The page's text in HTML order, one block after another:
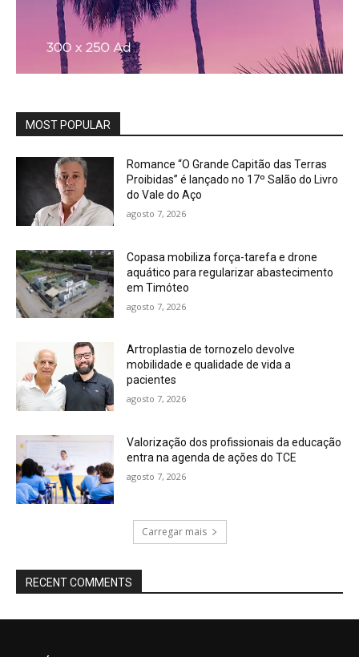
MOST POPULAR
Romance “O Grande Capitão das Terras
Proibidas” é lançado no 17º Salão do Livro
do Vale do Aço
agosto 7, 2026
Copasa mobiliza força-tarefa e drone
aquático para regularizar abastecimento
em Timóteo
agosto 7, 2026
Artroplastia de tornozelo devolve
mobilidade e qualidade de vida a
pacientes
agosto 7, 2026
Valorização dos profissionais da educação
entra na agenda de ações do TCE
agosto 7, 2026
Carregar mais
RECENT COMMENTS